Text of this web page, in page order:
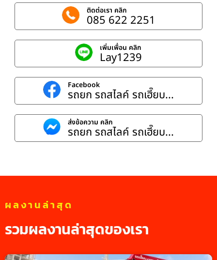
ติดต่อเรา คลิก
085 622 2251
เพิ่มเพื่อน คลิก
Lay1239
Facebook
รถยก รถสไลค์ รถเฮี๊ยบ...
ส่งข้อความ คลิก
รถยก รถสไลค์ รถเฮี๊ยบ...
ผลงานล่าสุด
รวมผลงานล่าสุดของเรา